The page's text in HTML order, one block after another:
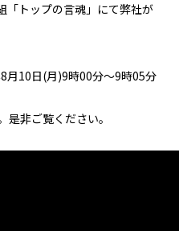
「トップの言魂」にて弊社が
月10日(月)9時00分～9時05分
非ご覧ください。